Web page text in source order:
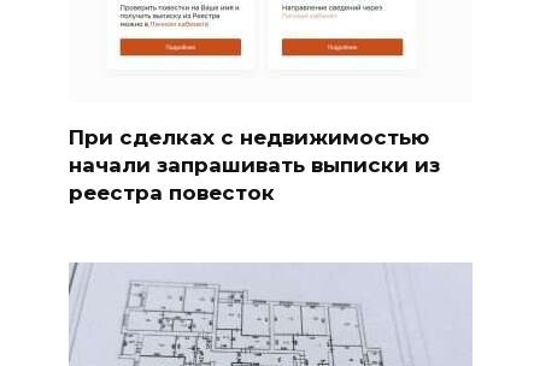
При сделках с недвижимостью
начали запрашивать выписки из
реестра повесток